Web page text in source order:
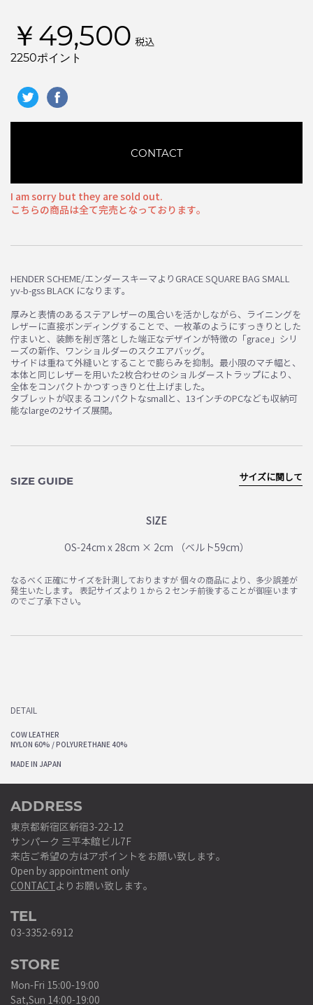
￥49,500 税込
2250ポイント
CONTACT
I am sorry but they are sold out.
こちらの商品は全て完売となっております。
HENDER SCHEME/エンダースキーマよりGRACE SQUARE BAG SMALL
yv-b-gss BLACK になります。
厚みと表情のあるステアレザーの風合いを活かしながら、ライニングを
レザーに直接ボンディングすることで、一枚革のようにすっきりとした
佇まいと、装飾を削ぎ落とした端正なデザインが特徴の「grace」シリ
ーズの新作、ワンショルダーのスクエアバッグ。
サイドは重ねて外縫いとすることで膨らみを抑制。最小限のマチ幅と、
本体と同じレザーを用いた2枚合わせのショルダーストラップにより、
全体をコンパクトかつすっきりと仕上げました。
タブレットが収まるコンパクトなsmallと、13インチのPCなども収納可
能なlargeの2サイズ展開。
SIZE GUIDE
SIZE
OS-24cm x 28cm × 2cm （ベルト59cm）
サイズに関して
なるべく正確にサイズを計測しておりますが 個々の商品により、多少誤差が
発生いたします。 表記サイズより１から２センチ前後することが御座います
のでご了承下さい。
DETAIL
COW LEATHER
NYLON 60% / POLYURETHANE 40%
MADE IN JAPAN
お買い物を続ける カートへ進む
ADDRESS
東京都新宿区新宿3-22-12
サンパーク 三平本館ビル7F
来店ご希望の方はアポイントをお願い致します。
Open by appointment only
CONTACTよりお願い致します。
TEL
03-3352-6912
STORE
Mon-Fri 15:00-19:00
Sat,Sun 14:00-19:00